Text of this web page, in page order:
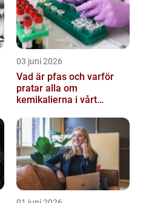
03 juni 2026
Vad är pfas och varför
pratar alla om
kemikalierna i vårt